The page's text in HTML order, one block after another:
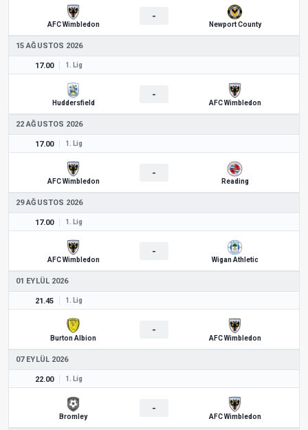
AFC Wimbledon
-
Newport County
15 AĞUSTOS 2026
17.00 1. Lig
Huddersfield
-
AFC Wimbledon
22 AĞUSTOS 2026
17.00 1. Lig
AFC Wimbledon
-
Reading
29 AĞUSTOS 2026
17.00 1. Lig
AFC Wimbledon
-
Wigan Athletic
01 EYLÜL 2026
21.45 1. Lig
Burton Albion
-
AFC Wimbledon
07 EYLÜL 2026
22.00 1. Lig
Bromley
-
AFC Wimbledon